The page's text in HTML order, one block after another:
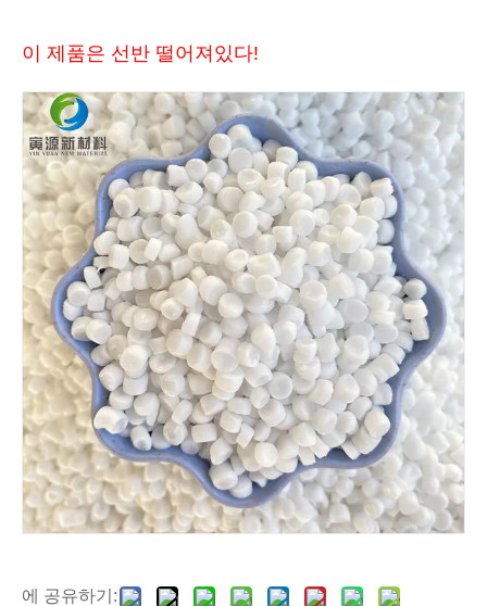
이 제품은 선반 떨어져있다!
에 공유하기: